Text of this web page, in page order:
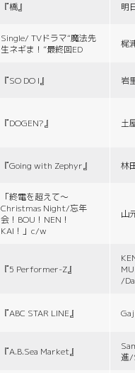
『橋』 明
Single/ TVドラマ“魔法先
生ネギま！”最終回ED
梶
『SO DO I』 岩
『DOGEN?』 土
『Going with Zephyr』 林
「終電を超えて～
Christmas Night/忘年
会！BOU！NEN！
KAI！」c/w
山
『5 Performer-Z』
/
『ABC STAR LINE』
『A.B.Sea Market』
進/